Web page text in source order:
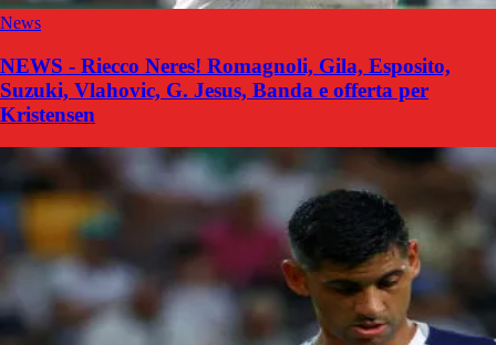
News
NEWS - Riecco Neres! Romagnoli, Gila, Esposito,
Suzuki, Vlahovic, G. Jesus, Banda e offerta per
Kristensen